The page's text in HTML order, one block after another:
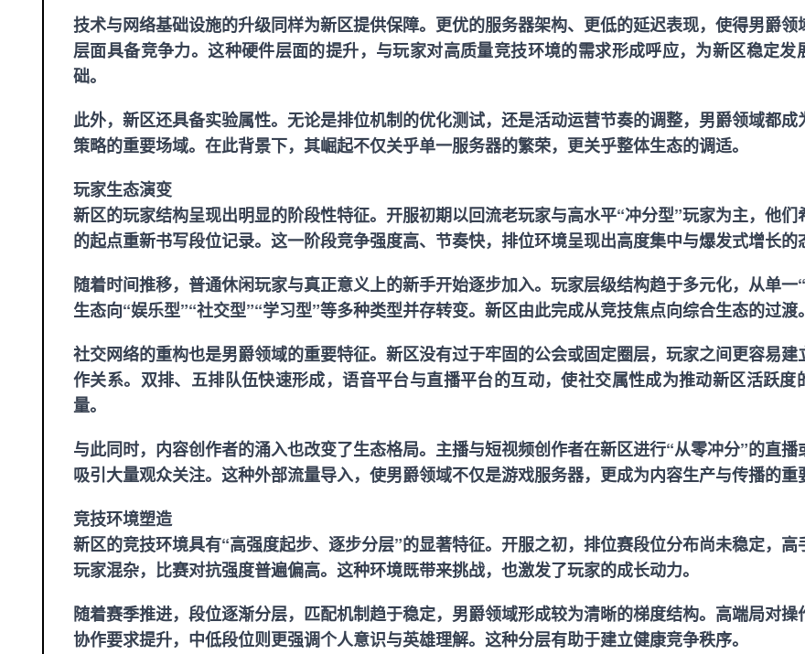
技术与网络基础设施的升级同样为新区提供保障。更优的服务器架构、更低的延迟表现，使得男爵领
层面具备竞争力。这种硬件层面的提升，与玩家对高质量竞技环境的需求形成呼应，为新区稳定发
础。
此外，新区还具备实验属性。无论是排位机制的优化测试，还是活动运营节奏的调整，男爵领域都成
策略的重要场域。在此背景下，其崛起不仅关乎单一服务器的繁荣，更关乎整体生态的调适。
玩家生态演变
新区的玩家结构呈现出明显的阶段性特征。开服初期以回流老玩家与高水平“冲分型”玩家为主，他们
的起点重新书写段位记录。这一阶段竞争强度高、节奏快，排位环境呈现出高度集中与爆发式增长的
随着时间推移，普通休闲玩家与真正意义上的新手开始逐步加入。玩家层级结构趋于多元化，从单一
生态向“娱乐型”“社交型”“学习型”等多种类型并存转变。新区由此完成从竞技焦点向综合生态的过渡。
社交网络的重构也是男爵领域的重要特征。新区没有过于牢固的公会或固定圈层，玩家之间更容易建
作关系。双排、五排队伍快速形成，语音平台与直播平台的互动，使社交属性成为推动新区活跃度
量。
与此同时，内容创作者的涌入也改变了生态格局。主播与短视频创作者在新区进行“从零冲分”的直播
吸引大量观众关注。这种外部流量导入，使男爵领域不仅是游戏服务器，更成为内容生产与传播的重
竞技环境塑造
新区的竞技环境具有“高强度起步、逐步分层”的显著特征。开服之初，排位赛段位分布尚未稳定，高
玩家混杂，比赛对抗强度普遍偏高。这种环境既带来挑战，也激发了玩家的成长动力。
随着赛季推进，段位逐渐分层，匹配机制趋于稳定，男爵领域形成较为清晰的梯度结构。高端局对操
协作要求提升，中低段位则更强调个人意识与英雄理解。这种分层有助于建立健康竞争秩序。